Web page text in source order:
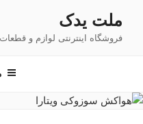
محتوا
ملت یدک
فروشگاه اینترنتی لوازم و